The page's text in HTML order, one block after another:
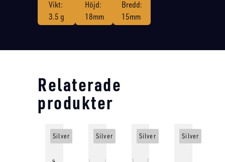
Vikt:
3.5 g
Höjd:
18mm
Bredd:
15mm
Relaterade
produkter
Silver Silver Silver Silver